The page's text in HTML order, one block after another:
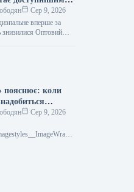
Сер 9, 2026
вперше за
знизилися Оптовий
чотири тижні…
пояснює: коли
номер
Сер 9, 2026